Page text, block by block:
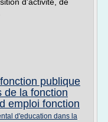
publique
de la fonction
emploi fonction
d'education dans la